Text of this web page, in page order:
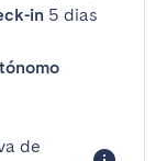
in 5 dias
de